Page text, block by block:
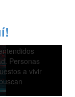
Personas
a vivir